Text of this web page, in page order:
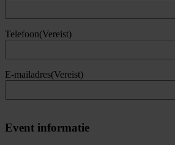
Telefoon(Vereist)
E-mailadres(Vereist)
Event informatie